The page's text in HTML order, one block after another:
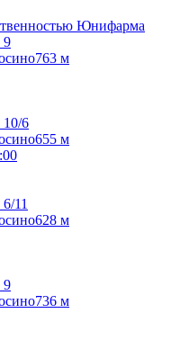
Юнифарма
9
763 м
10/6
655 м
11
628 м
9
736 м